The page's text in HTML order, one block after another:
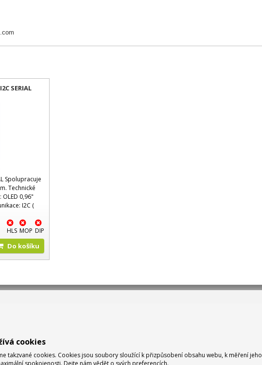
SERIAL
Spolupracuje
Technické
0,96"
I2C (
HLS MOP DIP
Do košíku
cookies
takzvané cookies. Cookies jsou soubory sloužící k přizpůsobení obsahu webu, k měření jeho
spokojenosti. Dejte nám vědět o svých preferencích.